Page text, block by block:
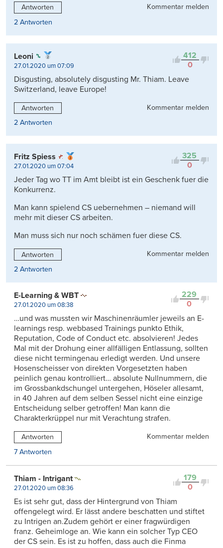
Antworten
Kommentar melden
2 Antworten
412
0
Leoni
27.01.2020 um 07:09
Disgusting, absolutely disgusting Mr. Thiam. Leave
Switzerland, leave Europe!
Antworten
Kommentar melden
2 Antworten
325
0
Fritz Spiess
27.01.2020 um 07:04
Jeder Tag wo TT im Amt bleibt ist ein Geschenk fuer die
Konkurrenz.
Man kann spielend CS uebernehmen – niemand will
mehr mit dieser CS arbeiten.
Man muss sich nur noch schämen fuer diese CS.
Antworten
Kommentar melden
2 Antworten
229
0
E-Learning & WBT
27.01.2020 um 08:38
…und was mussten wir Maschinenräumler jeweils an E-
learnings resp. webbased Trainings punkto Ethik,
Reputation, Code of Conduct etc. absolvieren! Jedes
Mal mit der Drohung einer allfälligen Entlassung, sollten
diese nicht termingenau erledigt werden. Und unsere
Hosenscheisser von direkten Vorgesetzten haben
peinlich genau kontrolliert… absolute Nullnummern, die
im Grossbankdschungel untergehen, Höseler allesamt,
in 40 Jahren auf dem selben Sessel nicht eine einzige
Entscheidung selber getroffen! Man kann die
Charakterkrüppel nur mit Verachtung strafen.
Antworten
Kommentar melden
7 Antworten
179
0
Thiam - Intrigant
27.01.2020 um 08:36
Es ist sehr gut, dass der Hintergrund von Thiam
offengelegt wird. Er lässt andere beschatten und stiftet
zu Intrigen an.Zudem gehört er einer fragwürdigen
franz. Geheimloge an. Wie kann ein solcher Typ CEO
der CS sein. Es ist zu hoffen, dass auch die Finma